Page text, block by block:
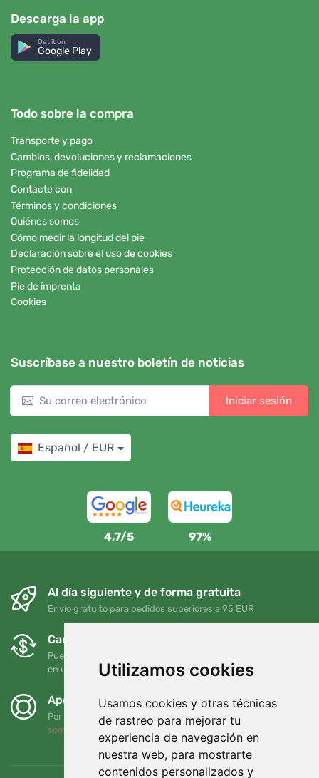
Utilizamos cookies
Usamos cookies y otras técnicas
de rastreo para mejorar tu
experiencia de navegación en
nuestra web, para mostrarte
contenidos personalizados y
Descarga la app
Get it on
Google Play
Todo sobre la compra
Transporte y pago
Cambios, devoluciones y reclamaciones
Programa de fidelidad
Contacte con
Términos y condiciones
Quiénes somos
Cómo medir la longitud del pie
Declaración sobre el uso de cookies
Protección de datos personales
Pie de imprenta
Cookies
Suscríbase a nuestro boletín de noticias
Iniciar sesión
Español / EUR
4,7/5 97%
Al día siguiente y de forma gratuita
Envío gratuito para pedidos superiores a 95 EUR
Cambios y devoluciones gratuitos
Puede devolver o cambiar su pedido en cualquier momento
en un plazo de 90 días
Apoyamos a Trees.org
Por cada pedido plantamos un árbol. Leer más
somos